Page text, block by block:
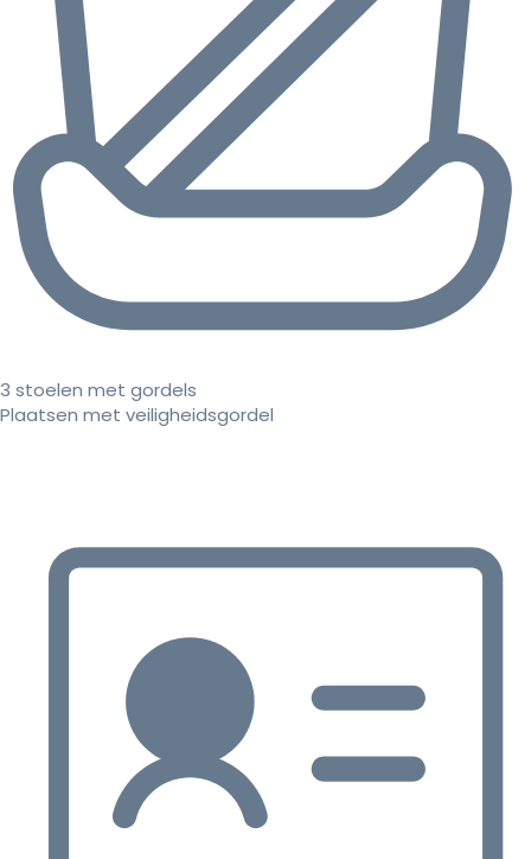
3 stoelen met gordels
Plaatsen met veiligheidsgordel